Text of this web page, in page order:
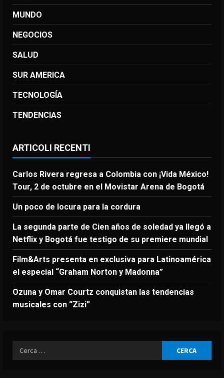
MUNDO
NEGOCIOS
SALUD
SUR AMERICA
TECNOLOGÍA
TENDENCIAS
ARTICOLI RECENTI
Carlos Rivera regresa a Colombia con ¡Vida México!
Tour, 2 de octubre en el Movistar Arena de Bogotá
Un poco de locura para la cordura
La segunda parte de Cien años de soledad ya llegó a
Netflix y Bogotá fue testigo de su premiere mundial
Film&Arts presenta en exclusiva para Latinoamérica
el especial “Graham Norton y Madonna”
Ozuna y Omar Courtz conquistan las tendencias
musicales con “Zizi”
Ricerca
per: